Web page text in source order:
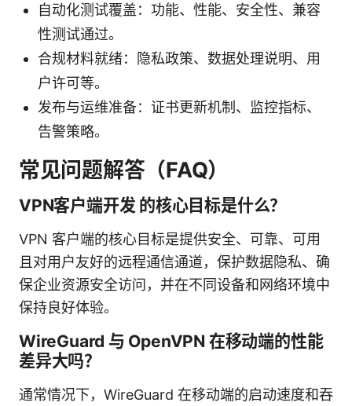
自动化测试覆盖：功能、性能、安全性、兼容
性测试通过。
合规材料就绪：隐私政策、数据处理说明、用
户许可等。
发布与运维准备：证书更新机制、监控指标、
告警策略。
常见问题解答（FAQ）
VPN客户端开发 的核心目标是什么？
VPN 客户端的核心目标是提供安全、可靠、可用
且对用户友好的远程通信通道，保护数据隐私、确
保企业资源安全访问，并在不同设备和网络环境中
保持良好体验。
WireGuard 与 OpenVPN 在移动端的性能
差异大吗？
通常情况下，WireGuard 在移动端的启动速度和吞